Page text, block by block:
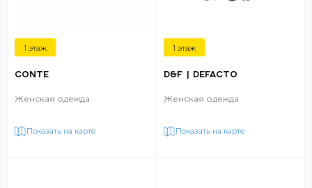
1 этаж
CONTE
Женская одежда
Показать на карте
1 этаж
D&F | DEFACTO
Женская одежда
Показать на карте